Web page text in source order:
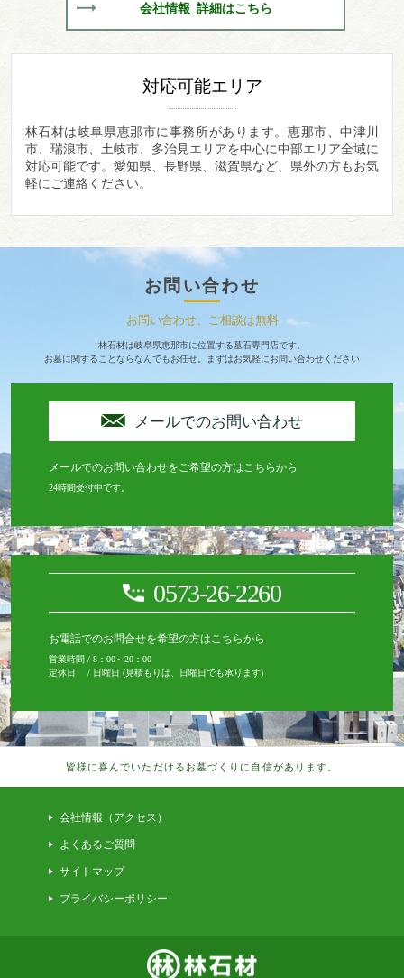
会社情報_詳細はこちら
対応可能エリア
林石材は岐阜県恵那市に事務所があります。 恵那市、中津川
市、瑞浪市、土岐市、多治見エリアを中心に中部エリア全域に
対応可能です。愛知県、長野県、滋賀県など、県外の方もお気
軽にご連絡ください。
お問い合わせ
お問い合わせ、ご相談は無料
林石材は岐阜県恵那市に位置する墓石専門店です。
お墓に関することならなんでもお任せ。まずはお気軽にお問い合わせください
メールでのお問い合わせ
メールでのお問い合わせをご希望の方はこちらから
24時間受付中です。
0573-26-2260
お電話でのお問合せを希望の方はこちらから
営業時間 / 8：00～20：00
定休日 / 日曜日 (見積もりは、日曜日でも承ります)
皆様に喜んでいただけるお墓づくりに自信があります。
会社情報（アクセス）
よくあるご質問
サイトマップ
プライバシーポリシー